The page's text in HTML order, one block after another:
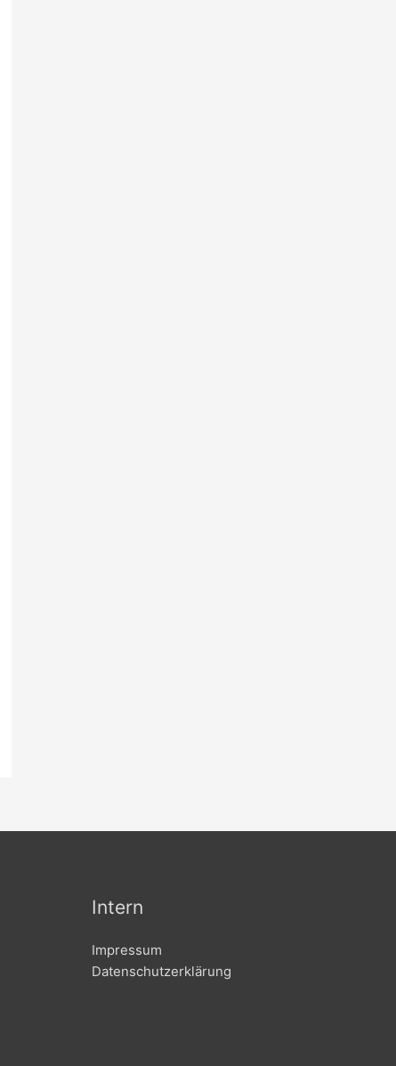
Intern
Impressum
Datenschutzerklärung